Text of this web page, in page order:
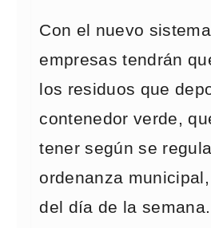
Con el nuevo
empresas tendrán
los residuos que
contenedor verde,
tener según se
ordenanza
del día de la